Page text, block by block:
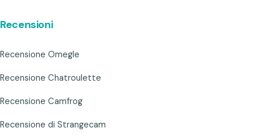
Recensioni
Recensione Omegle
Recensione Chatroulette
Recensione Camfrog
Recensione di Strangecam